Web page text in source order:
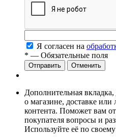
Я согласен на
* — Обязательные поля
Отменить
Дополнительная
о магазине, доставке
контента. Поможет вам
покупателя вопросы и
Используйте её по